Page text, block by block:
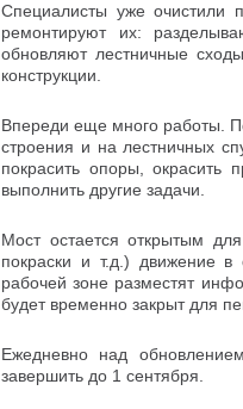
Специалисты уже очистили
ремонтируют их:
обновляют лестничные
конструкции.
Впереди еще много работы.
строения и на лестничных
покрасить опоры, окрасить
выполнить другие задачи.
Мост остается открытым
покраски и т.д.) движение
рабочей зоне разместят
будет временно закрыт для
Ежедневно над
завершить до 1 сентября.